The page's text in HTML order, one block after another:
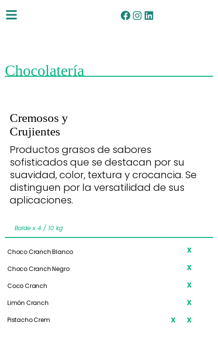
Chocolatería
Cremosos y
Crujientes
Productos grasos de sabores
sofisticados que se destacan por su
suavidad, color, textura y crocancia. Se
distinguen por la versatilidad de sus
aplicaciones.
Balde x 4 / 10 kg
Choco Cranch Blanco
Choco Cranch Negro
Coco Cranch
Limón Cranch
Pistacho Crem X
X
X
X
X
X